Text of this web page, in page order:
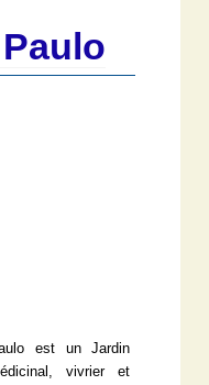
est un Jardin
vivrier et